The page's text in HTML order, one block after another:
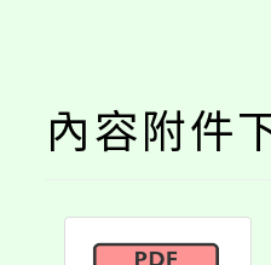
內容附件